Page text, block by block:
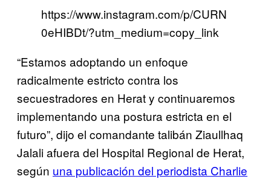
https://www.instagram.com/p/CURN
0eHIBDt/?utm_medium=copy_link
“Estamos adoptando un enfoque
radicalmente estricto contra los
secuestradores en Herat y continuaremos
implementando una postura estricta en el
futuro”, dijo el comandante talibán Ziaullhaq
Jalali afuera del Hospital Regional de Herat,
según una publicación del periodista Charlie